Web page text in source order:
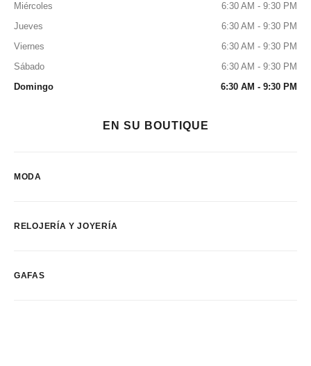
Miércoles
6:30 AM - 9:30 PM
Jueves
6:30 AM - 9:30 PM
Viernes
6:30 AM - 9:30 PM
Sábado
6:30 AM - 9:30 PM
Domingo
6:30 AM - 9:30 PM
EN SU BOUTIQUE
MODA
RELOJERÍA Y JOYERÍA
GAFAS